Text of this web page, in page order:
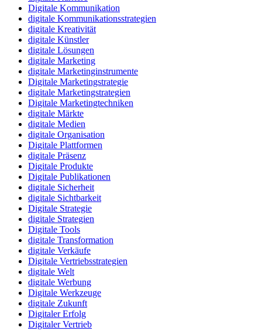
Digitale Kommunikation
digitale Kommunikationsstrategien
digitale Kreativität
digitale Künstler
digitale Lösungen
digitale Marketing
digitale Marketinginstrumente
Digitale Marketingstrategie
digitale Marketingstrategien
Digitale Marketingtechniken
digitale Märkte
digitale Medien
digitale Organisation
Digitale Plattformen
digitale Präsenz
Digitale Produkte
Digitale Publikationen
digitale Sicherheit
digitale Sichtbarkeit
Digitale Strategie
digitale Strategien
Digitale Tools
digitale Transformation
digitale Verkäufe
Digitale Vertriebsstrategien
digitale Welt
digitale Werbung
Digitale Werkzeuge
digitale Zukunft
Digitaler Erfolg
Digitaler Vertrieb